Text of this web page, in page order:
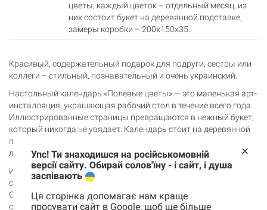
цветы, каждый цветок – отдельный месяц, из
них состоит букет на деревянной подставке,
замеры коробки – 200x150x35.
Красивый, содержательный подарок для подруги, сестры или
коллеги – стильный, познавательный и очень украинский.
Настольный календарь «Полевые цветы» — это маленькая арт-
инсталляция, украшающая рабочий стол в течение всего года.
Иллюстрированные страницы превращаются в нежный букет,
который никогда не увядает. Календарь стоит на деревянной
подставке, смотрится естественно и придает простору теплу и
легкости.
Игра Линия времени. Украина» — увлекательная поездка в
события нашей страны в формате хронологического вызова.
Содержит 100 карточек: задача участников – выложить
события в правильном порядке. Игра подходит для 2–10
Упс! Ти знаходишся на російськомовній
версії сайту. Обирай солов'їну - і сайт, і душа
заспівають
Ця сторінка допомагає нам краще
просувати сайт в Google, щоб ще більше